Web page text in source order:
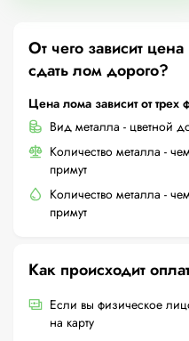
От чего зависит
сдать лом дорого?
Цена лома зависит от трех
Вид металла - цветной
Количество металла -
примут
Количество металла -
примут
Как происходит
Если вы физическое
на карту